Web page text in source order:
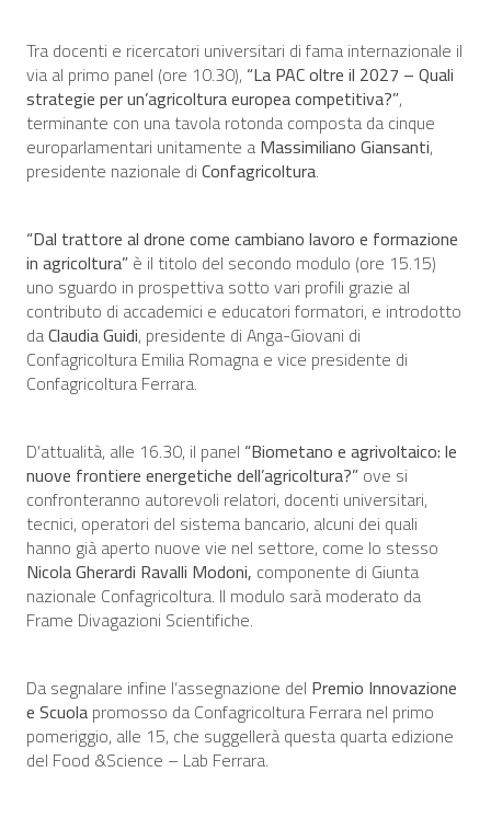
Tra docenti e ricercatori universitari di fama internazionale il
via al primo panel (ore 10.30), “La PAC oltre il 2027 – Quali
strategie per un’agricoltura europea competitiva?”,
terminante con una tavola rotonda composta da cinque
europarlamentari unitamente aMassimiliano Giansanti,
presidente nazionale diConfagricoltura.
“Dal trattore al drone come cambiano lavoro e formazione
in agricoltura”è il titolo del secondo modulo (ore 15.15)
uno sguardo in prospettiva sotto vari profili grazie al
contributo di accademici e educatori formatori, e introdotto
daClaudia Guidi, presidente di Anga-Giovani di
Confagricoltura Emilia Romagna e vice presidente di
Confagricoltura Ferrara.
D’attualità, alle 16.30, il panel “Biometano e agrivoltaico: le
nuove frontiere energetiche dell’agricoltura?”ove si
confronteranno autorevoli relatori, docenti universitari,
tecnici, operatori del sistema bancario, alcuni dei quali
hanno già aperto nuove vie nel settore, come lo stesso
Nicola Gherardi Ravalli Modoni, componente di Giunta
nazionale Confagricoltura. Il modulo sarà moderato da
Frame Divagazioni Scientifiche.
Da segnalare infine l’assegnazione del Premio Innovazione
e Scuolapromosso da Confagricoltura Ferrara nel primo
pomeriggio, alle 15, che suggellerà questa quarta edizione
del Food &Science – Lab Ferrara.